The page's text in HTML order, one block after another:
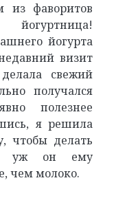
фаворитов
йогурта
визит
свежий
получался
полезнее
я решила
чтобы делать
уж он ему
чем молоко.